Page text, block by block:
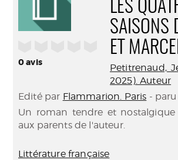
0avis
LES
SAISONS
ET
Petitrenaud,
2025). Auteur
Edité par Flammarion. Paris -
Un roman tendre et
aux parents de l'auteur.
Littérature française